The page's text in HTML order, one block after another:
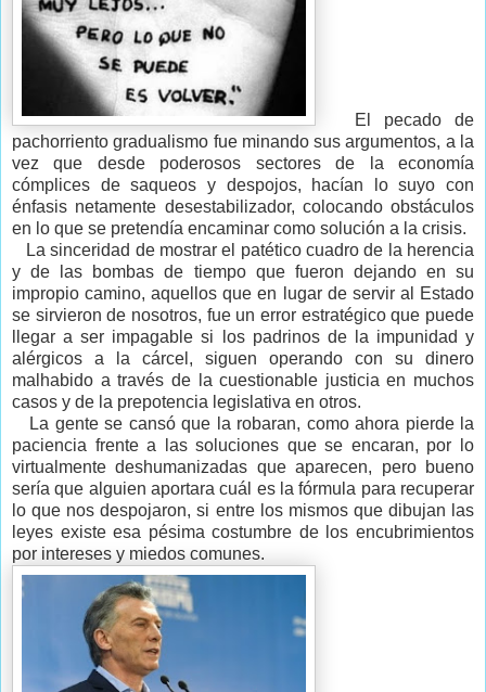
El pecado de
pachorriento gradualismo fue minando sus argumentos, a la
vez que desde poderosos sectores de la economía
cómplices de saqueos y despojos, hacían lo suyo con
énfasis netamente desestabilizador, colocando obstáculos
en lo que se pretendía encaminar como solución a la crisis.
La sinceridad de mostrar el patético cuadro de la herencia
y de las bombas de tiempo que fueron dejando en su
impropio camino, aquellos que en lugar de servir al Estado
se sirvieron de nosotros, fue un error estratégico que puede
llegar a ser impagable si los padrinos de la impunidad y
alérgicos a la cárcel, siguen operando con su dinero
malhabido a través de la cuestionable justicia en muchos
casos y de la prepotencia legislativa en otros.
La gente se cansó que la robaran, como ahora pierde la
paciencia frente a las soluciones que se encaran, por lo
virtualmente deshumanizadas que aparecen, pero bueno
sería que alguien aportara cuál es la fórmula para recuperar
lo que nos despojaron, si entre los mismos que dibujan las
leyes existe esa pésima costumbre de los encubrimientos
por intereses y miedos comunes.